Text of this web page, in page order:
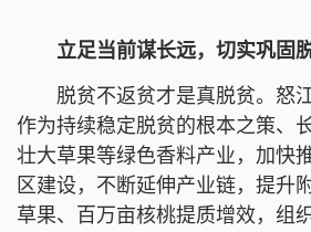
立足当前谋长远，切实巩固
脱贫不返贫才是真脱贫。怒
作为持续稳定脱贫的根本之策、
壮大草果等绿色香料产业，加快
区建设，不断延伸产业链，提升
草果、百万亩核桃提质增效，组